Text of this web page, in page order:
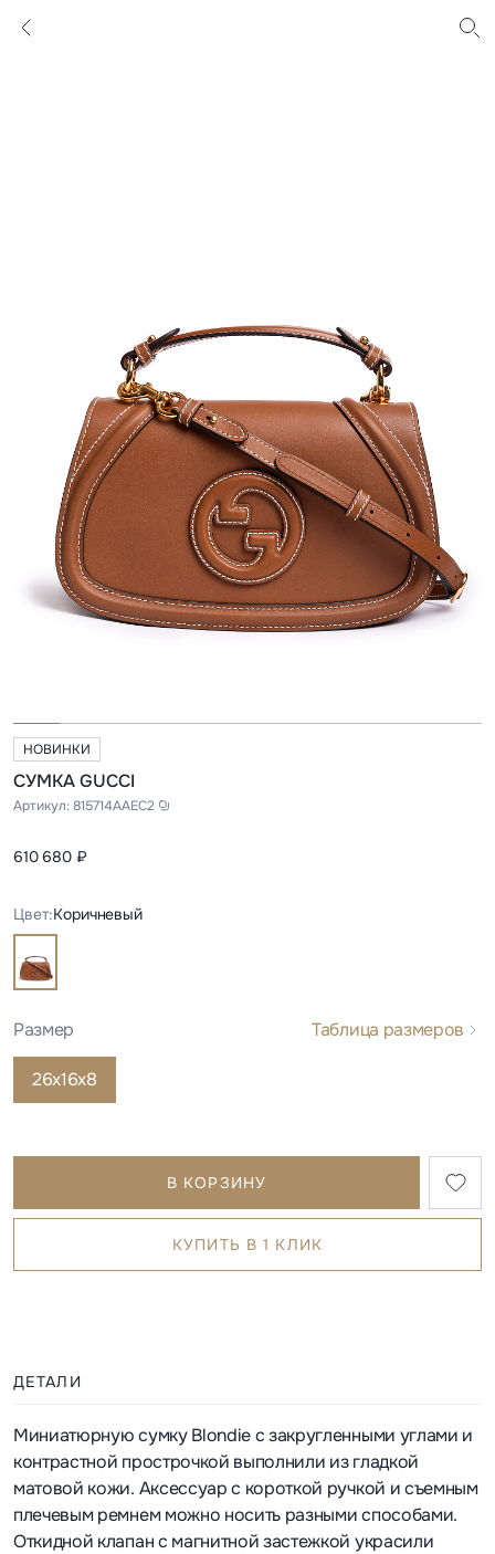
НОВИНКИ
СУМКА GUCCI
Артикул: 815714AAEC2
610 680 ₽
Цвет:Коричневый
Размер Таблица размеров
26х16х8
В КОРЗИНУ
КУПИТЬ В 1 КЛИК
ДЕТАЛИ
Миниатюрную сумку Blondie с закругленными углами и
контрастной прострочкой выполнили из гладкой
матовой кожи. Аксессуар с короткой ручкой и съемным
плечевым ремнем можно носить разными способами.
Откидной клапан с магнитной застежкой украсили